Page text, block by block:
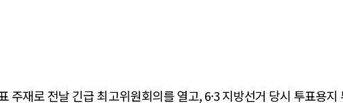
주재로 전날 긴급 최고위원회의를 열고, 6·3 지방선거 당시 투표용지